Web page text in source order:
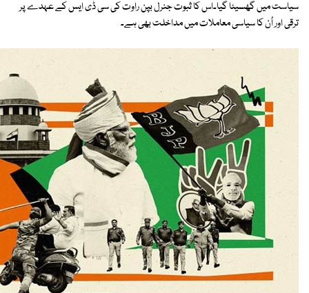
سیاست میں گھسیٹا گیا۔اس کا ثبوت جنرل بپن راوت کی سی ڈی ایس کے عہدے پر
ترقی اور اُن کا سیاسی معاملات میں مداخلت بھی ہے۔